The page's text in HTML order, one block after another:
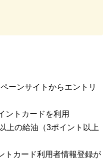
ーンサイトからエントリ
ントカードを利用
上の給油（3ポイント以上
トカード利用者情報登録が